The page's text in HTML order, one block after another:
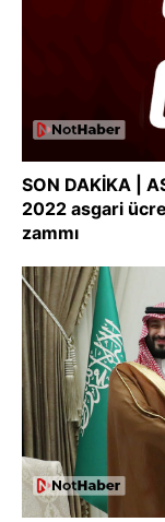
SON DAKİKA |
2022 asgari
zammı